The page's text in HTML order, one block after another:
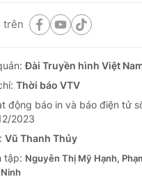
trên
Đài Truyền hình Việt
Thời báo VTV
động báo in và báo điện tử
2023
Vũ Thanh Thủy
tập: Nguyễn Thị Mỹ Hạnh,